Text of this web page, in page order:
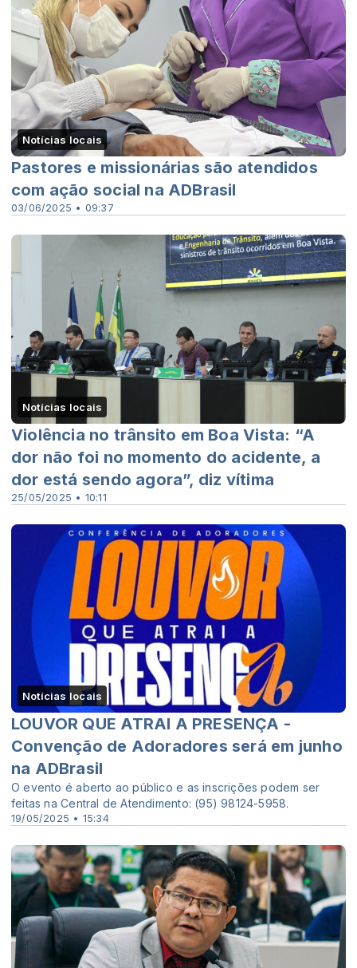
Notícias locais
03/06/2025 • 09:37
Pastores e missionárias são atendidos
com ação social na ADBrasil
Notícias locais
25/05/2025 • 10:11
Violência no trânsito em Boa Vista: “A
dor não foi no momento do acidente, a
dor está sendo agora”, diz vítima
Notícias locais
19/05/2025 • 15:34
LOUVOR QUE ATRAI A PRESENÇA -
Convenção de Adoradores será em junho
na ADBrasil
O evento é aberto ao público e as inscrições podem ser
feitas na Central de Atendimento: (95) 98124-5958.